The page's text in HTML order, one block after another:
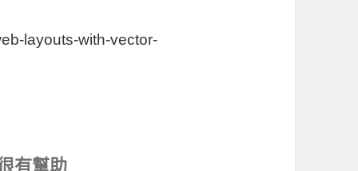
layouts-with-vector-
有幫助